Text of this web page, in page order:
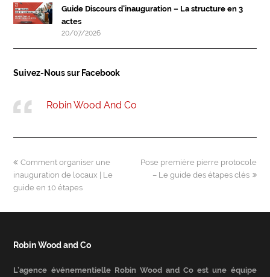
Guide Discours d’inauguration – La structure en 3
actes
20/07/2026
Suivez-Nous sur Facebook
Robin Wood And Co
previous
post:
Comment organiser une
inauguration de locaux | Le
guide en 10 étapes
next
post:
Pose première pierre protocole
– Le guide des étapes clés
Robin Wood and Co
L’agence événementielle Robin Wood and Co est une équipe